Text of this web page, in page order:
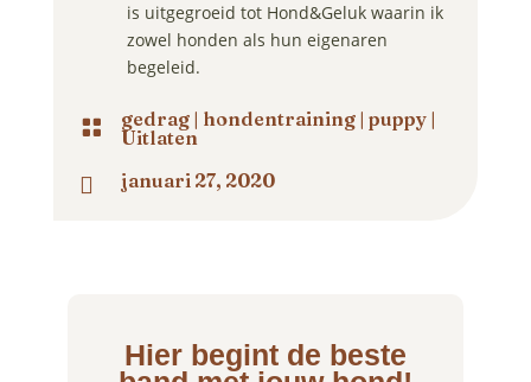
is uitgegroeid tot Hond&Geluk waarin ik
zowel honden als hun eigenaren
begeleid.
 gedrag| hondentraining| puppy|
Uitlaten
 januari 27, 2020
Hier begint de beste